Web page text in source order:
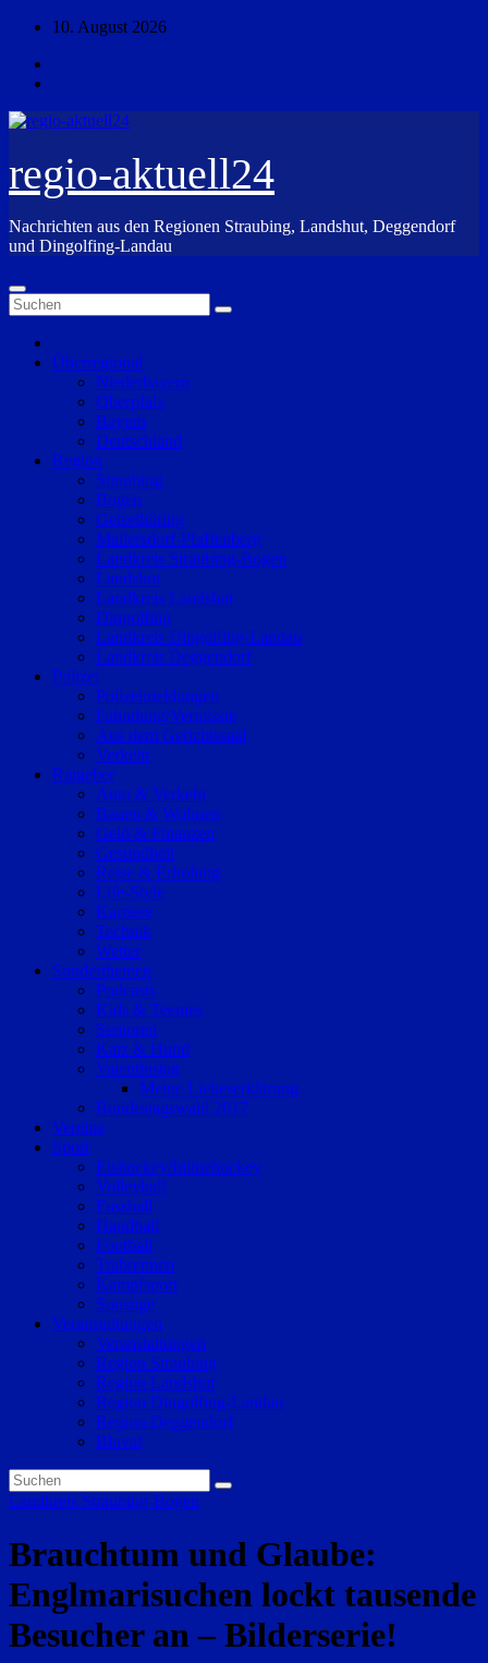
Zum
springen
10. August 2026
regio-aktuell24
Nachrichten aus den Regionen Straubing, Landshut, Deggendorf
und Dingolfing-Landau
Überregional
Niederbayern
Oberpfalz
Bayern
Deutschland
Region
Straubing
Bogen
Geiselhöring
Mallersdorf-Pfaffenberg
Landkreis Straubing-Bogen
Landshut
Landkreis Landshut
Dingolfing
Landkreis Dingolfing-Landau
Landkreis Deggendorf
Polizei
Polizeimeldungen
Fahndung/Vermisste
Aus dem Gerichtssaal
Verkehr
Ratgeber
Auto & Verkehr
Bauen & Wohnen
Geld & Finanzen
Gesundheit
Reise & Erholung
Life-Style
Karriere
Technik
Wetter
Sonderthemen
Podcasts
Kids & Teenies
Senioren
Katz & Hund
Valentinstag
Meine Liebeserklärung
Bundestagswahl 2017
Vereine
Sport
Eishockey/Inlinehockey
Volleyball
Fussball
Handball
Football
Trabrennen
Kampfsport
Sonstige
Veranstaltungen
Veranstaltungen
Region Straubing
Region Landshut
Region Dingolfing-Landau
Region Deggendorf
Bluval
Landkreis Straubing-Bogen
Brauchtum und Glaube:
Englmarisuchen lockt tausende
Besucher an – Bilderserie!